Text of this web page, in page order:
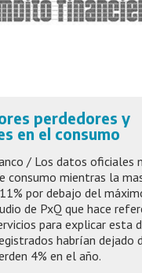
perdedores y
en el consumo
/ Los datos oficiales
consumo mientras la
por debajo del
de PxQ que hace
para explicar esta
habrían dejado
4% en el año.